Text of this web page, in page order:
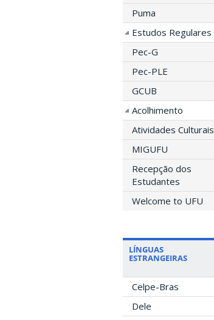
Puma
Estudos Regulares
Pec-G
Pec-PLE
GCUB
Acolhimento
Atividades Culturais
MIGUFU
Recepção dos
Estudantes
Welcome to UFU
LÍNGUAS
ESTRANGEIRAS
Celpe-Bras
Dele